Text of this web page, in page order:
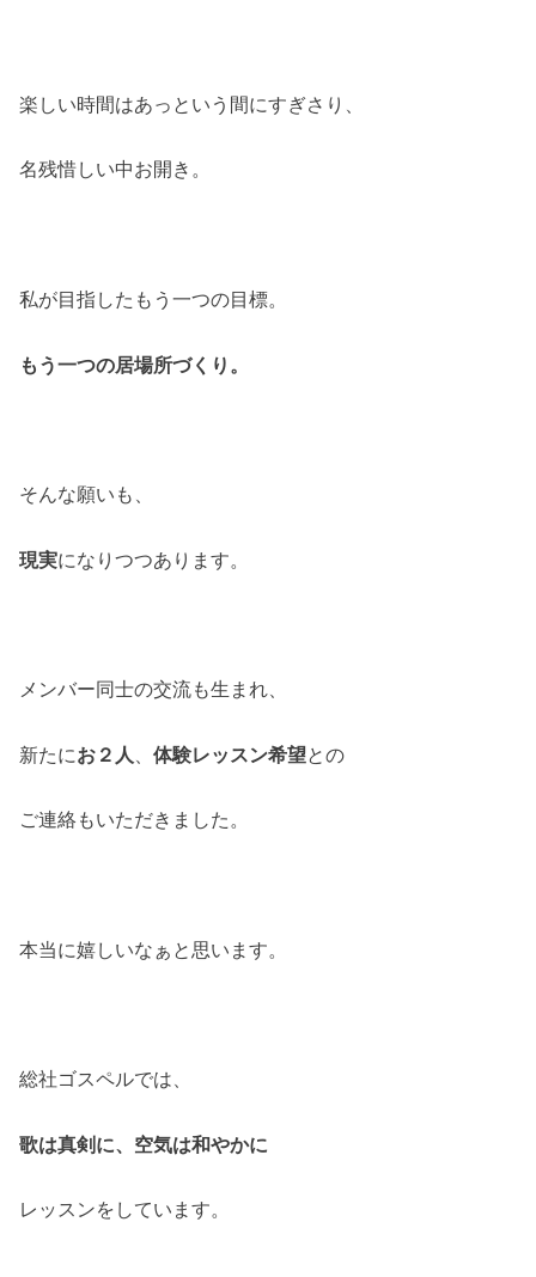
楽しい時間はあっという間にすぎさり、
名残惜しい中お開き。
私が目指したもう一つの目標。
もう一つの居場所づくり。
そんな願いも、
現実になりつつあります。
メンバー同士の交流も生まれ、
新たにお２人 、体験レッスン希望との
ご連絡もいただきました。
本当に嬉しいなぁと思います。
総社ゴスペルでは、
歌は真剣に、空気は和やかに
レッスンをしています。